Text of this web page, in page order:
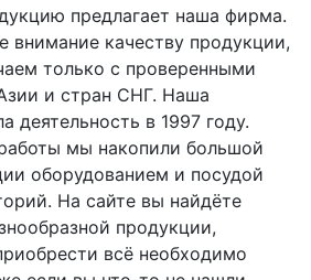
предлагает наша фирма.
внимание качеству продукции,
только с проверенными
и стран СНГ. Наша
деятельность в 1997 году.
мы накопили большой
оборудованием и посудой
На сайте вы найдёте
продукции,
всё необходимо